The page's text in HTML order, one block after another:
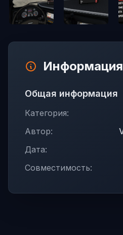
Общая информация
Категория:
Автор:
Дата:
Совместимость: